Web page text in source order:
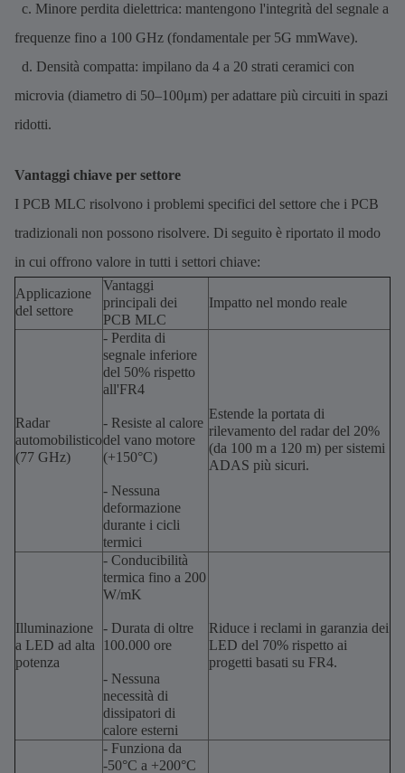
c. Minore perdita dielettrica: mantengono l'integrità del segnale a
frequenze fino a 100 GHz (fondamentale per 5G mmWave).
d. Densità compatta: impilano da 4 a 20 strati ceramici con
microvia (diametro di 50–100μm) per adattare più circuiti in spazi
ridotti.
Vantaggi chiave per settore
I PCB MLC risolvono i problemi specifici del settore che i PCB
tradizionali non possono risolvere. Di seguito è riportato il modo
in cui offrono valore in tutti i settori chiave:
Applicazione
del settore
Vantaggi
principali dei
PCB MLC
Impatto nel mondo reale
Radar
automobilistico
(77 GHz)
- Perdita di
segnale inferiore
del 50% rispetto
all'FR4
- Resiste al calore
del vano motore
(+150°C)
- Nessuna
deformazione
durante i cicli
termici
Estende la portata di
rilevamento del radar del 20%
(da 100 m a 120 m) per sistemi
ADAS più sicuri.
Illuminazione
a LED ad alta
potenza
- Conducibilità
termica fino a 200
W/mK
- Durata di oltre
100.000 ore
- Nessuna
necessità di
dissipatori di
calore esterni
Riduce i reclami in garanzia dei
LED del 70% rispetto ai
progetti basati su FR4.
- Funziona da
-50°C a +200°C